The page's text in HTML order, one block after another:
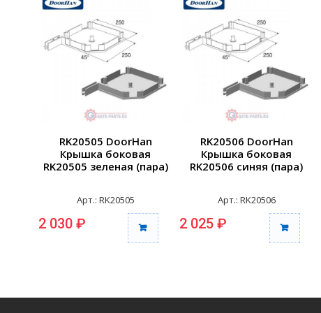
RK20505 DoorHan
Крышка боковая
RK20505 зеленая (пара)
Арт.: RK20505
2 030 ₽
RK20506 DoorHan
Крышка боковая
RK20506 синяя (пара)
Арт.: RK20506
2 025 ₽